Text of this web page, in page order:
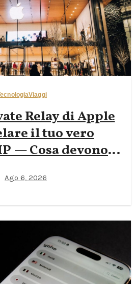
Viaggi
Relay di Apple
il tuo vero
— Cosa devono
Ago 6, 2026